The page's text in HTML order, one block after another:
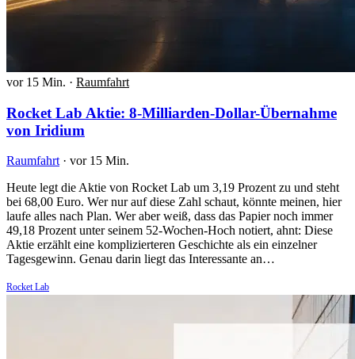
vor 15 Min. · Raumfahrt
Rocket Lab Aktie: 8-Milliarden-Dollar-Übernahme
von Iridium
Raumfahrt · vor 15 Min.
Heute legt die Aktie von Rocket Lab um 3,19 Prozent zu und steht
bei 68,00 Euro. Wer nur auf diese Zahl schaut, könnte meinen, hier
laufe alles nach Plan. Wer aber weiß, dass das Papier noch immer
49,18 Prozent unter seinem 52-Wochen-Hoch notiert, ahnt: Diese
Aktie erzählt eine komplizierteren Geschichte als ein einzelner
Tagesgewinn. Genau darin liegt das Interessante an…
Rocket Lab